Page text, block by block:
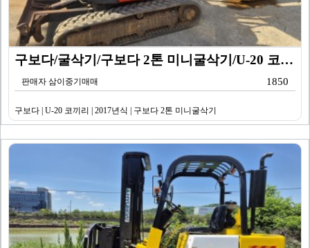
구보다/굴삭기/구보다 2톤 미니굴삭기/U-20 코끼리/…
판매자 삼이중기매매 1850
구보다 | U-20 코끼리 | 2017년식 | 구보다 2톤 미니굴삭기